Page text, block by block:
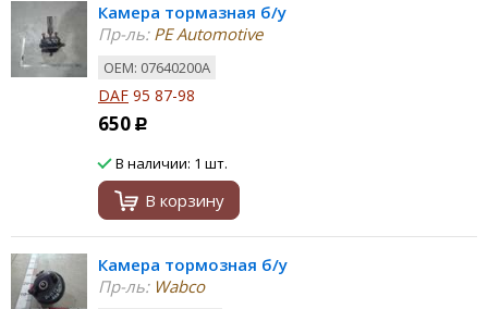
Камера тормазная б/у
Пр-ль:PE Automotive
ОЕМ: 07640200A
DAF 95 87-98
650 Р
В наличии: 1 шт.
В корзину
Камера тормозная б/у
Пр-ль:Wabco